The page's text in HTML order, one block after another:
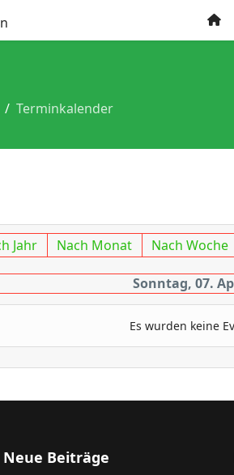
Terminkalender
Jahr Nach Monat Nach Woche
Sonntag, 07.
Es wurden keine
Neue Beiträge